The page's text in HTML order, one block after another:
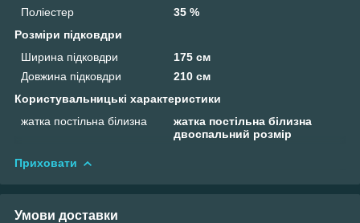
Поліестер
35 %
Розміри підковдри
Ширина підковдри
175 см
Довжина підковдри
210 см
Користувальницькі характеристики
жатка постільна білизна
жатка постільна білизна
двоспальний розмір
Приховати
Умови доставки